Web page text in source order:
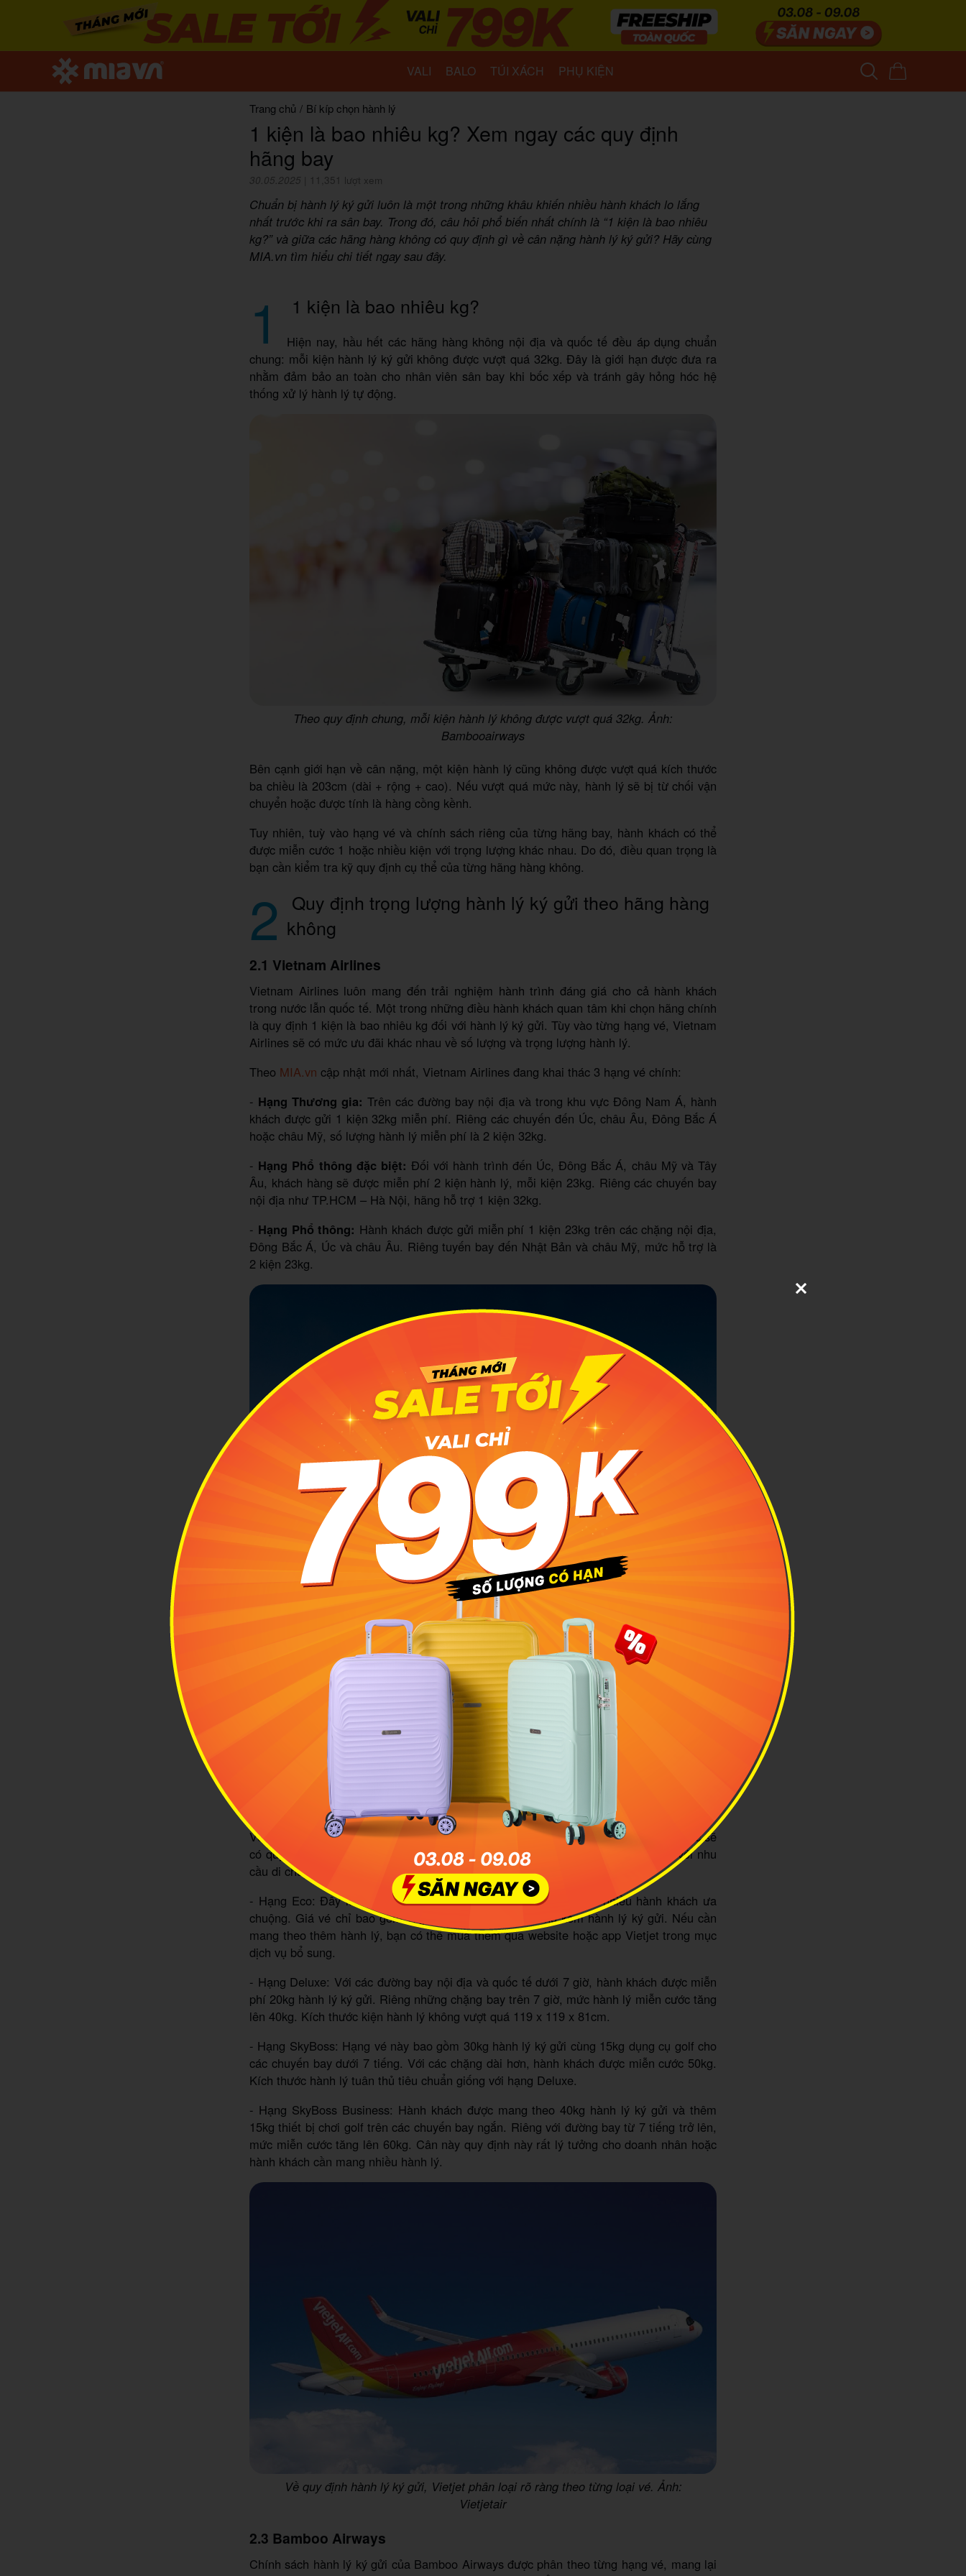
VALI BALO TÚI XÁCH PHỤ KIỆN
Trang chủ / Bí kíp chọn hành lý
1 kiện là bao nhiêu kg? Xem ngay các quy định
hãng bay
30.05.2025 11,351 lượt xem
Chuẩn bị hành lý ký gửi luôn là một trong những khâu khiến nhiều hành khách lo lắng
nhất trước khi ra sân bay. Trong đó, câu hỏi phổ biến nhất chính là “1 kiện là bao nhiêu
kg?” và giữa các hãng hàng không có quy định gì về cân nặng hành lý ký gửi? Hãy cùng
MIA.vn tìm hiểu chi tiết ngay sau đây.
1 1 kiện là bao nhiêu kg?
Hiện nay, hầu hết các hãng hàng không nội địa và quốc tế đều áp dụng chuẩn
chung: mỗi kiện hành lý ký gửi không được vượt quá 32kg. Đây là giới hạn được đưa ra
nhằm đảm bảo an toàn cho nhân viên sân bay khi bốc xếp và tránh gây hỏng hóc hệ
thống xử lý hành lý tự động.
Theo quy định chung, mỗi kiện hành lý không được vượt quá 32kg. Ảnh:
Bambooairways
Bên cạnh giới hạn về cân nặng, một kiện hành lý cũng không được vượt quá kích thước
ba chiều là 203cm (dài + rộng + cao). Nếu vượt quá mức này, hành lý sẽ bị từ chối vận
chuyển hoặc được tính là hàng cồng kềnh.
Tuy nhiên, tuỳ vào hạng vé và chính sách riêng của từng hãng bay, hành khách có thể
được miễn cước 1 hoặc nhiều kiện với trọng lượng khác nhau. Do đó, điều quan trọng là
bạn cần kiểm tra kỹ quy định cụ thể của từng hãng hàng không.
2
Quy định trọng lượng hành lý ký gửi theo hãng hàng
không
2.1 Vietnam Airlines
Vietnam Airlines luôn mang đến trải nghiệm hành trình đáng giá cho cả hành khách
trong nước lẫn quốc tế. Một trong những điều hành khách quan tâm khi chọn hãng chính
là quy định 1 kiện là bao nhiêu kg đối với hành lý ký gửi. Tùy vào từng hạng vé, Vietnam
Airlines sẽ có mức ưu đãi khác nhau về số lượng và trọng lượng hành lý.
Theo MIA.vn cập nhật mới nhất, Vietnam Airlines đang khai thác 3 hạng vé chính:
- Hạng Thương gia: Trên các đường bay nội địa và trong khu vực Đông Nam Á, hành
khách được gửi 1 kiện 32kg miễn phí. Riêng các chuyến đến Úc, châu Âu, Đông Bắc Á
hoặc châu Mỹ, số lượng hành lý miễn phí là 2 kiện 32kg.
- Hạng Phổ thông đặc biệt: Đối với hành trình đến Úc, Đông Bắc Á, châu Mỹ và Tây
Âu, khách hàng sẽ được miễn phí 2 kiện hành lý, mỗi kiện 23kg. Riêng các chuyến bay
nội địa như TP.HCM – Hà Nội, hãng hỗ trợ 1 kiện 32kg.
- Hạng Phổ thông: Hành khách được gửi miễn phí 1 kiện 23kg trên các chặng nội địa,
Đông Bắc Á, Úc và châu Âu. Riêng tuyến bay đến Nhật Bản và châu Mỹ, mức hỗ trợ là
2 kiện 23kg.
Vietnam Airlines quy định 1 kiện hành lý ký gửi sẽ giao động từ 23 - 32kg tùy vào
hạng vé máy bay. Ảnh: Tripadvisor
Với những hành khách là hội viên Bông Sen Vàng hoặc thuộc liên minh SkyTeam,
Vietnam Airlines áp dụng chính sách hành lý ưu đãi riêng tùy theo hạng thẻ. Cụ thể, bạn
có thể được cộng thêm từ 1 đến 2 kiện hành lý ký gửi, mỗi kiện nặng tối đa 23kg, tùy
vào điều kiện của từng hạng thẻ thành viên.
Đối với hành khách là trẻ em dưới 2 tuổi, hãng cũng hỗ trợ miễn cước hành lý như sau:
- Với các chuyến bay đến châu Mỹ: miễn phí 1 kiện hành lý tối đa 23kg.
- Với các hành trình khác: miễn phí 1 kiện tối đa 10kg.
2.2 Vietjet Air
Về quy định hành lý ký gửi, Vietjet phân loại rõ ràng theo từng loại vé. Mỗi hạng mức sẽ
có quy định khác nhau về trọng lượng, kích thước và cước phí hành lý, phù hợp với nhu
cầu di chuyển linh hoạt của từng hành khách.
- Hạng Eco: Đây là hạng vé tiết kiệm nhất của Vietjet Air, được nhiều hành khách ưa
chuộng. Giá vé chỉ bao gồm 7kg hành lý xách tay, không kèm hành lý ký gửi. Nếu cần
mang theo thêm hành lý, bạn có thể mua thêm qua website hoặc app Vietjet trong mục
dịch vụ bổ sung.
- Hạng Deluxe: Với các đường bay nội địa và quốc tế dưới 7 giờ, hành khách được miễn
phí 20kg hành lý ký gửi. Riêng những chặng bay trên 7 giờ, mức hành lý miễn cước tăng
lên 40kg. Kích thước kiện hành lý không vượt quá 119 x 119 x 81cm.
- Hạng SkyBoss: Hạng vé này bao gồm 30kg hành lý ký gửi cùng 15kg dụng cụ golf cho
các chuyến bay dưới 7 tiếng. Với các chặng dài hơn, hành khách được miễn cước 50kg.
Kích thước hành lý tuân thủ tiêu chuẩn giống với hạng Deluxe.
- Hạng SkyBoss Business: Hành khách được mang theo 40kg hành lý ký gửi và thêm
15kg thiết bị chơi golf trên các chuyến bay ngắn. Riêng với đường bay từ 7 tiếng trở lên,
mức miễn cước tăng lên 60kg. Cân này quy định này rất lý tưởng cho doanh nhân hoặc
hành khách cần mang nhiều hành lý.
Về quy định hành lý ký gửi, Vietjet phân loại rõ ràng theo từng loại vé. Ảnh:
Vietjetair
2.3 Bamboo Airways
Chính sách hành lý ký gửi của Bamboo Airways được phân theo từng hạng vé, mang lại